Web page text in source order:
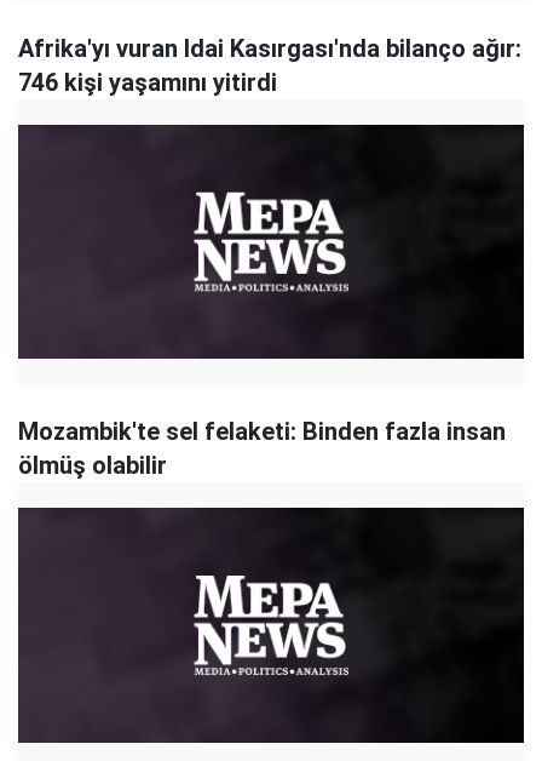
Afrika'yı vuran Idai Kasırgası'nda bilanço ağır:
746 kişi yaşamını yitirdi
Mozambik'te sel felaketi: Binden fazla insan
ölmüş olabilir